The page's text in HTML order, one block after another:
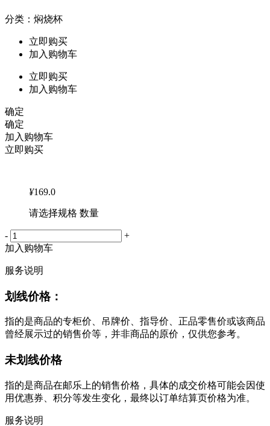
分类：焖烧杯
立即购买
加入购物车
立即购买
加入购物车
确定
确定
加入购物车
立即购买
¥169.0
请选择规格 数量
-
+
加入购物车
服务说明
划线价格：
指的是商品的专柜价、吊牌价、指导价、正品零售价或该商品
曾经展示过的销售价等，并非商品的原价，仅供您参考。
未划线价格
指的是商品在邮乐上的销售价格，具体的成交价格可能会因使
用优惠券、积分等发生变化，最终以订单结算页价格为准。
服务说明